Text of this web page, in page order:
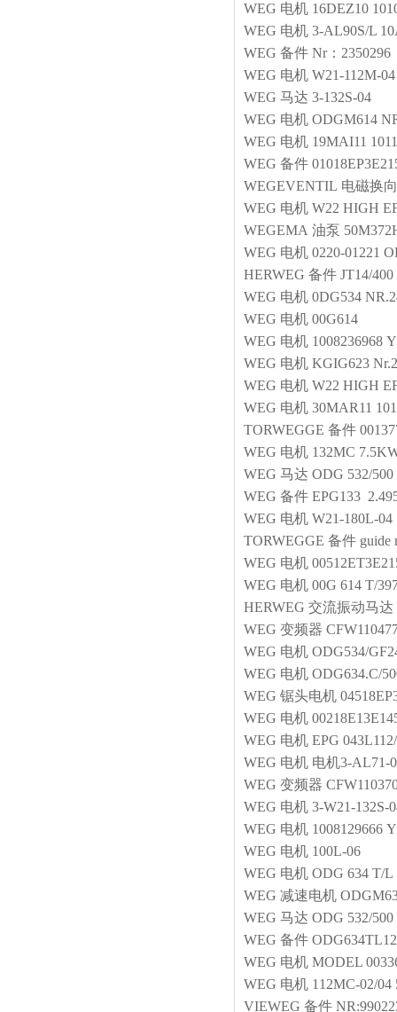
WEG 电机 16DEZ10
WEG 电机 3-AL90S/L
WEG 备件 Nr：2350296
WEG 电机 W21-112M-04
WEG 马达 3-132S-04
WEG 电机 ODGM614
WEG 电机 19MAI11
WEG 备件
WEGEVENTIL 电磁换
WEG 电机 W22 HIGH
WEGEMA 油泵
WEG 电机 0220-01221
HERWEG 备件 JT14/
WEG 电机 0DG534
WEG 电机 00G614
WEG 电机 1008236968
WEG 电机 KGIG623
WEG 电机 W22 HIGH
WEG 电机 30MAR11
TORWEGGE 备件
WEG 电机 132MC
WEG 马达 ODG 532/
WEG 备件 EPG133
WEG 电机 W21-180L-04
TORWEGGE 备件 guide
WEG 电机
WEG 电机 00G 614 T/
HERWEG 交流振动马达
WEG 变频器
WEG 电机 ODG534/
WEG 电机 ODG634.C/
WEG 锯头电机
WEG 电机
WEG 电机 EPG
WEG 电机 电机3-AL71-
WEG 变频器
WEG 电机 3-W21-
WEG 电机 1008129666
WEG 电机 100L-06
WEG 电机 ODG 634 T/L
WEG 减速电机
WEG 马达 ODG 532/
WEG 备件
WEG 电机 MODEL
WEG 电机 112MC-02/04
VIEWEG 备件